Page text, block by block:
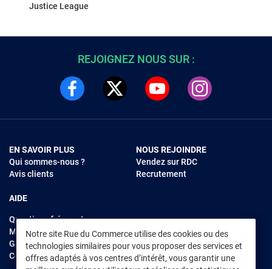
Justice League
REJOIGNEZ NOUS SUR :
EN SAVOIR PLUS
Qui sommes-nous ?
Avis clients
AIDE
Questions fréquentes
Modes de règlements
Garantie et retours
Contacter Rue du Commerce
NOUS REJOINDRE
Vendez sur RDC
Recrutement
Notre site Rue du Commerce utilise des cookies ou des
technologies similaires pour vous proposer des services et
offres adaptés à vos centres d’intérêt, vous garantir une